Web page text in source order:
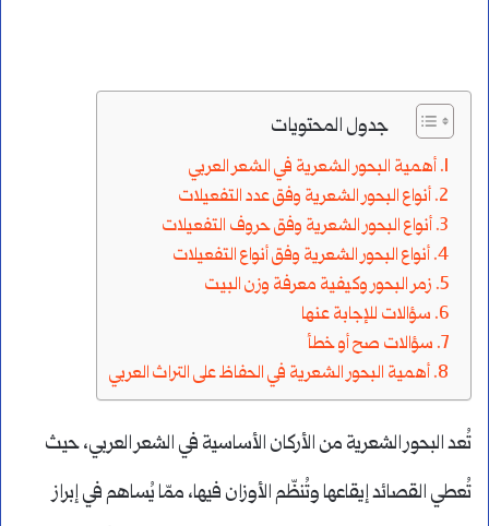
جدول المحتويات
أهمية البحور الشعرية في الشعر العربي
أنواع البحور الشعرية وفق عدد التفعيلات
أنواع البحور الشعرية وفق حروف التفعيلات
أنواع البحور الشعرية وفق أنواع التفعيلات
زمر البحور وكيفية معرفة وزن البيت
سؤالات للإجابة عنها
سؤالات صح أو خطأ
أهمية البحور الشعرية في الحفاظ على التراث العربي
تُعد البحور الشعرية من الأركان الأساسية في الشعر العربي، حيث
تُعطي القصائد إيقاعها وتُنظّم الأوزان فيها، ممّا يُساهم في إبراز